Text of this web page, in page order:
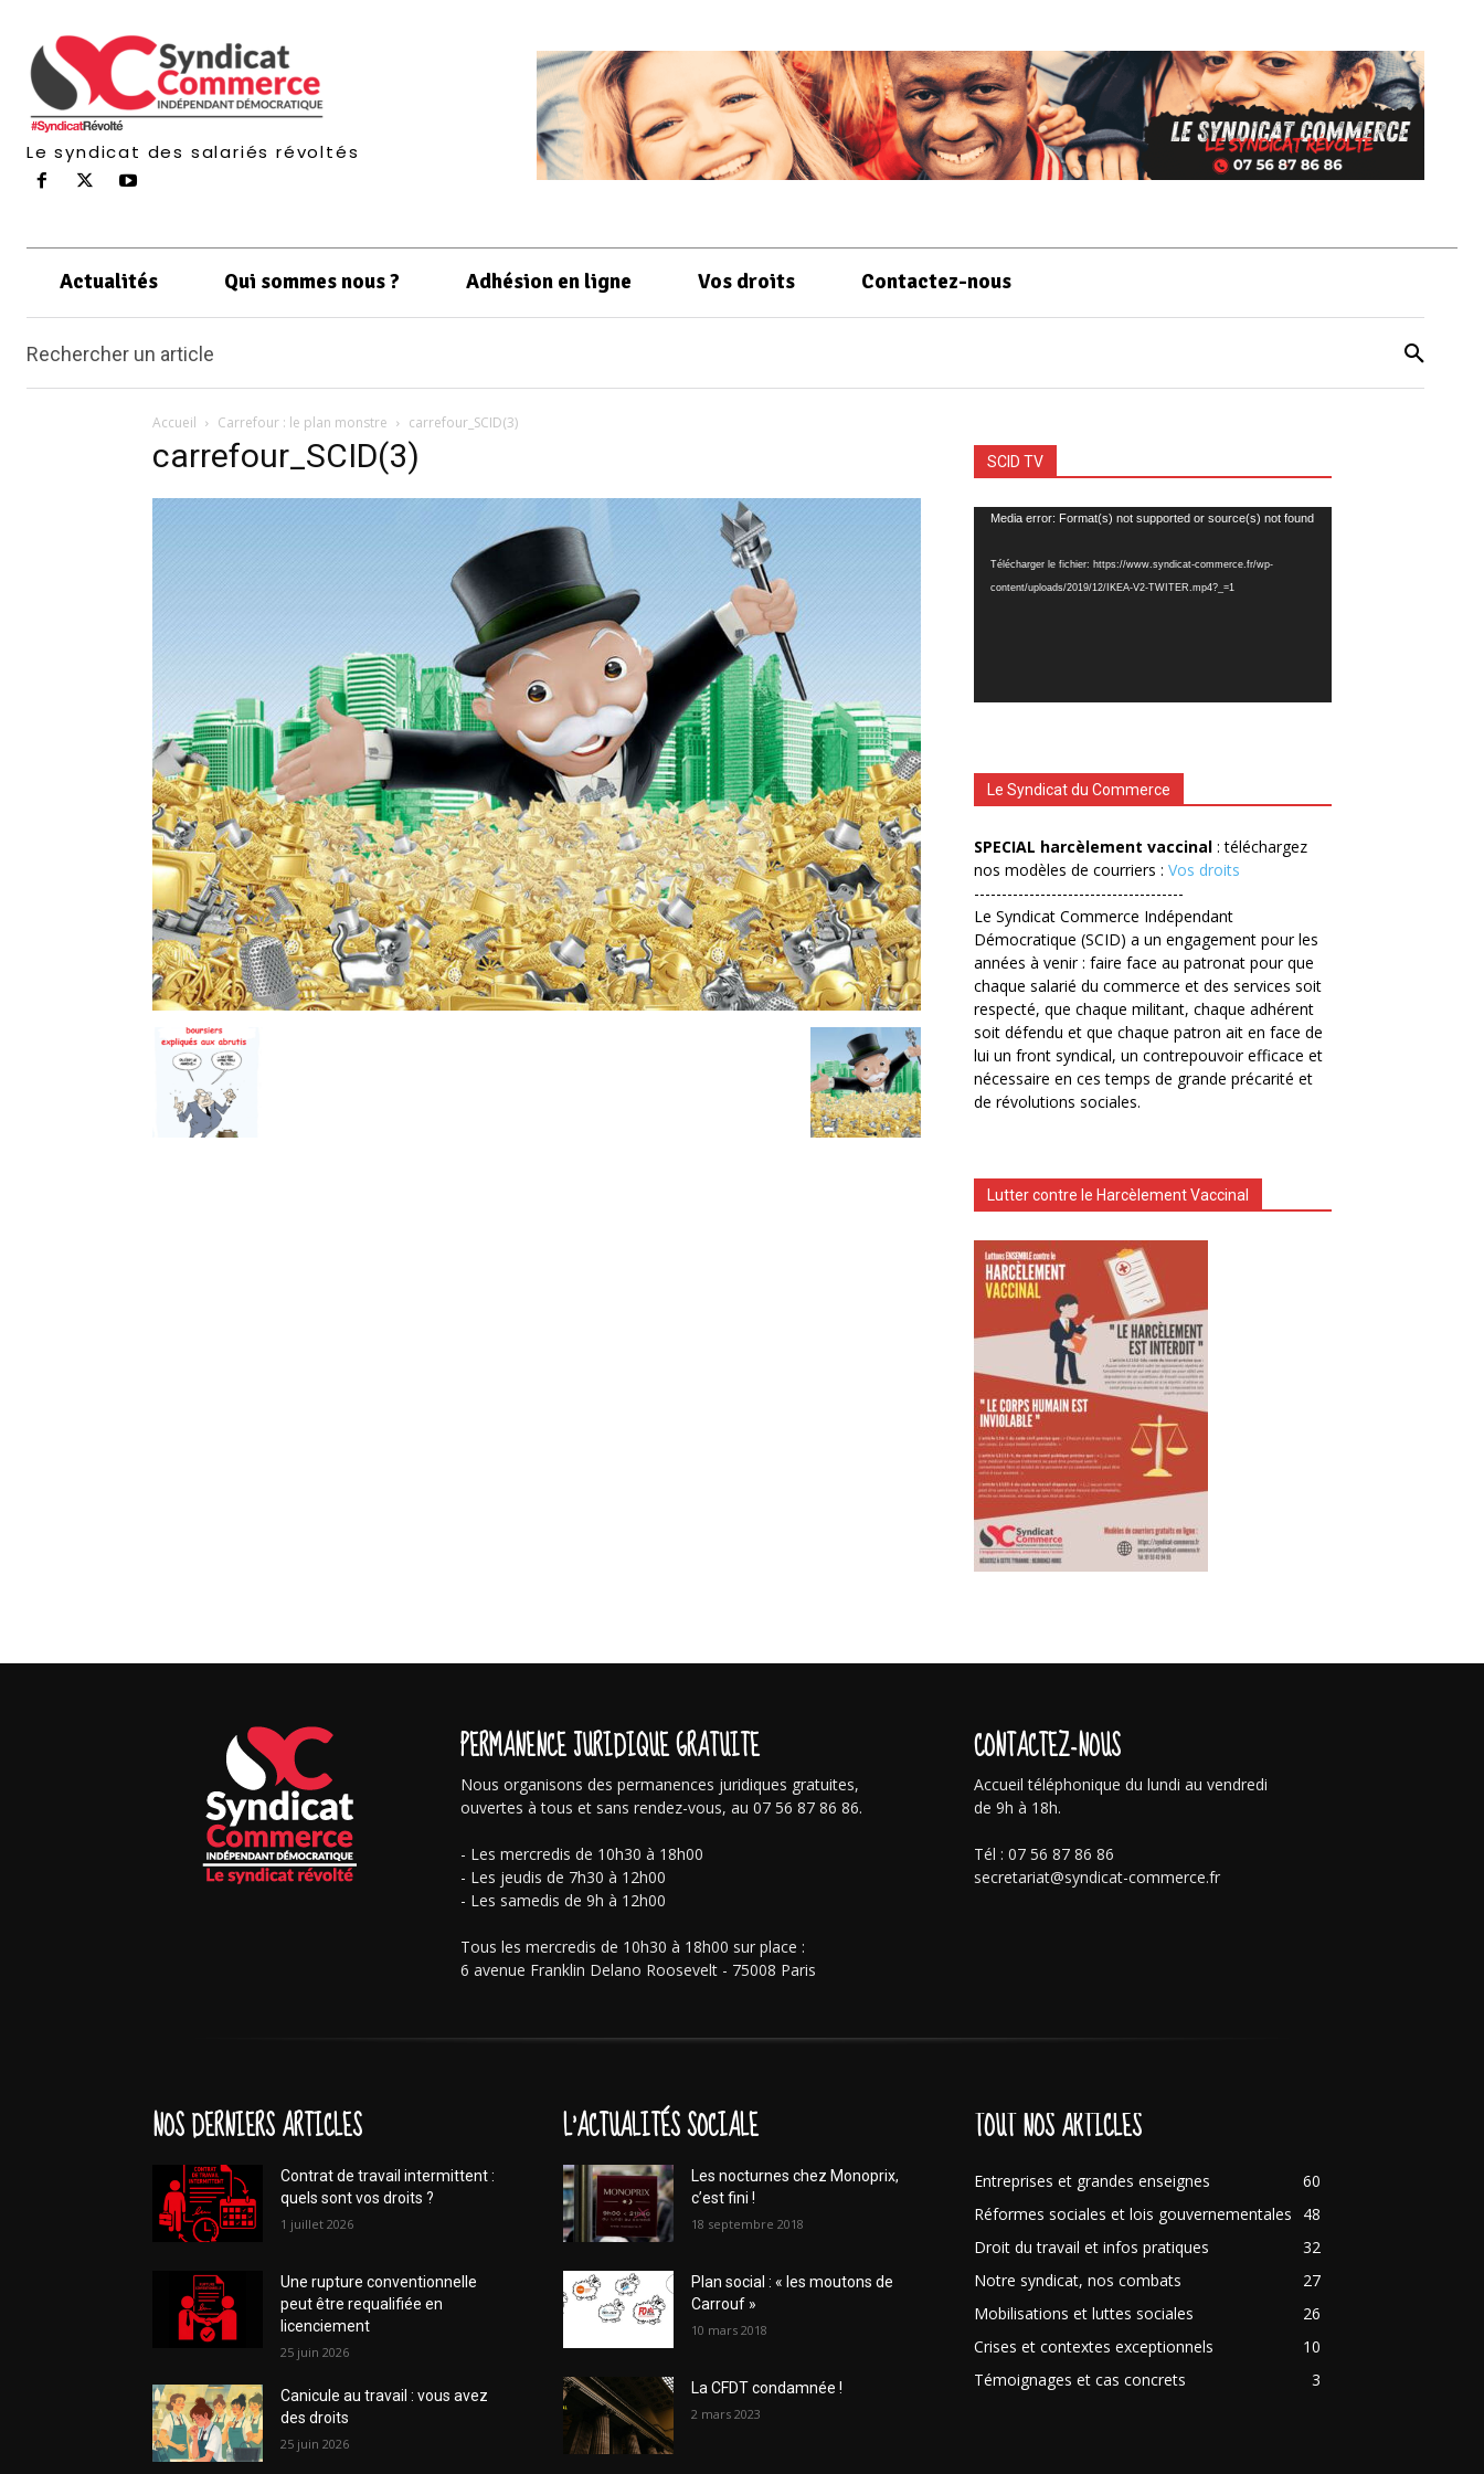
Le syndicat des salariés révoltés
Actualités Qui sommes nous ? Adhésion en ligne Vos droits Contactez-nous
Rechercher un article
Accueil Carrefour : le plan monstre carrefour_SCID(3)
carrefour_SCID(3) SCID TV
Lecteur
Media error: Format(s) not supported or source(s) not found
Télécharger le fichier: https://www.syndicat-commerce.fr/wp-
content/uploads/2019/12/IKEA-V2-TWITER.mp4?_=1
Le Syndicat du Commerce
SPECIAL harcèlement vaccinal : téléchargez
nos modèles de courriers : Vos droits
--------------------------------------
Le Syndicat Commerce Indépendant
Démocratique (SCID) a un engagement pour les
années à venir : faire face au patronat pour que
chaque salarié du commerce et des services soit
respecté, que chaque militant, chaque adhérent
soit défendu et que chaque patron ait en face de
lui un front syndical, un contrepouvoir efficace et
nécessaire en ces temps de grande précarité et
de révolutions sociales.
Lutter contre le Harcèlement Vaccinal
PERMANENCE JURIDIQUE GRATUITE
Nous organisons des permanences juridiques gratuites,
ouvertes à tous et sans rendez-vous, au 07 56 87 86 86.
- Les mercredis de 10h30 à 18h00
- Les jeudis de 7h30 à 12h00
- Les samedis de 9h à 12h00
Tous les mercredis de 10h30 à 18h00 sur place :
6 avenue Franklin Delano Roosevelt - 75008 Paris
CONTACTEZ-NOUS
Accueil téléphonique du lundi au vendredi
de 9h à 18h.
Tél : 07 56 87 86 86
secretariat@syndicat-commerce.fr
NOS DERNIERS ARTICLES
Contrat de travail intermittent :
quels sont vos droits ?
1 juillet 2026
Une rupture conventionnelle
peut être requalifiée en
licenciement
25 juin 2026
Canicule au travail : vous avez
des droits
25 juin 2026
L'ACTUALITÉS SOCIALE
Les nocturnes chez Monoprix,
c’est fini !
18 septembre 2018
Plan social : « les moutons de
Carrouf »
10 mars 2018
La CFDT condamnée !
2 mars 2023
TOUT NOS ARTICLES
Entreprises et grandes enseignes
60
Réformes sociales et lois gouvernementales
48
Droit du travail et infos pratiques
32
Notre syndicat, nos combats
27
Mobilisations et luttes sociales
26
Crises et contextes exceptionnels
10
Témoignages et cas concrets
3